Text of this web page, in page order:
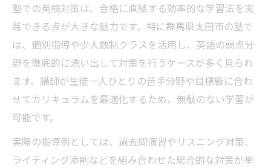
塾での英検対策は、合格に直結する効率的な学習法を実
践できる点が大きな魅力です。特に群馬県太田市の塾で
は、個別指導や少人数制クラスを活用し、英語の弱点分
野を徹底的に洗い出して対策を行うケースが多く見られ
ます。講師が生徒一人ひとりの苦手分野や目標級に合わ
せてカリキュラムを最適化するため、無駄のない学習が
可能です。
実際の指導例としては、過去問演習やリスニング対策、
ライティング添削などを組み合わせた総合的な対策が挙